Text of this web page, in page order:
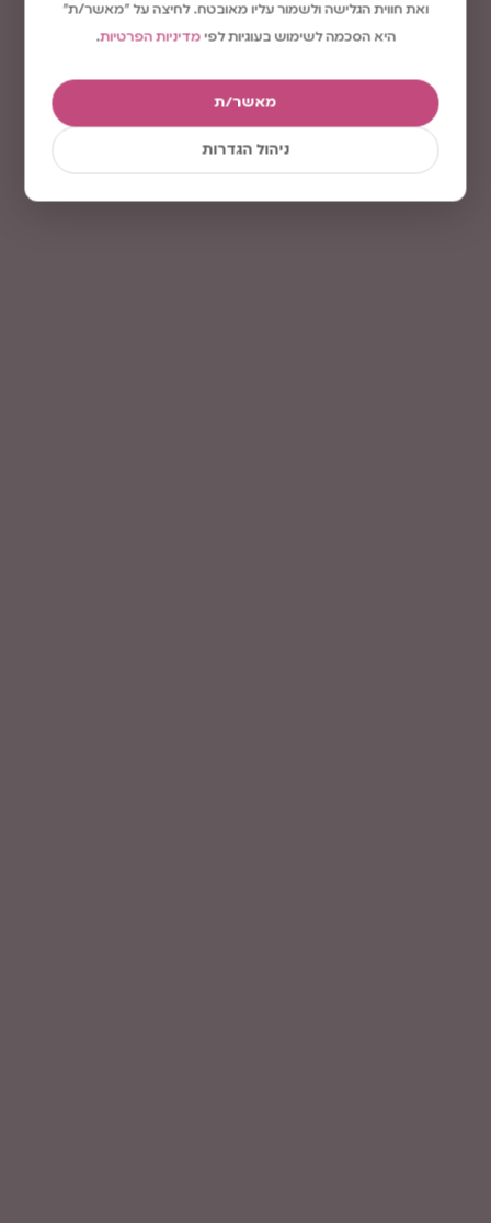
ואת חווית הגלישה ולשמור עליו מאובטח. לחיצה על "מאשר/ת"
היא הסכמה לשימוש בעוגיות לפי מדיניות הפרטיות.
מאשר/ת
ניהול הגדרות